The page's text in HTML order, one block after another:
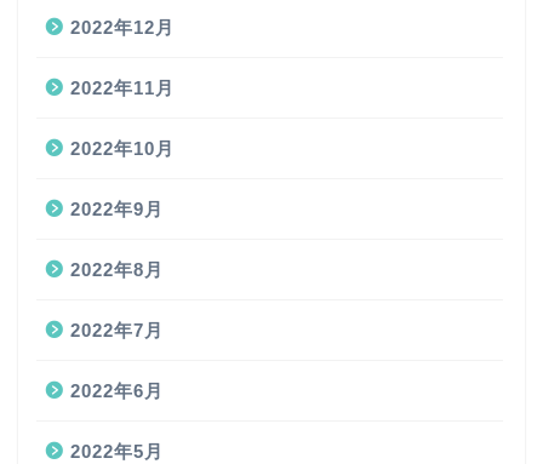
2022年12月
2022年11月
2022年10月
2022年9月
2022年8月
2022年7月
2022年6月
2022年5月